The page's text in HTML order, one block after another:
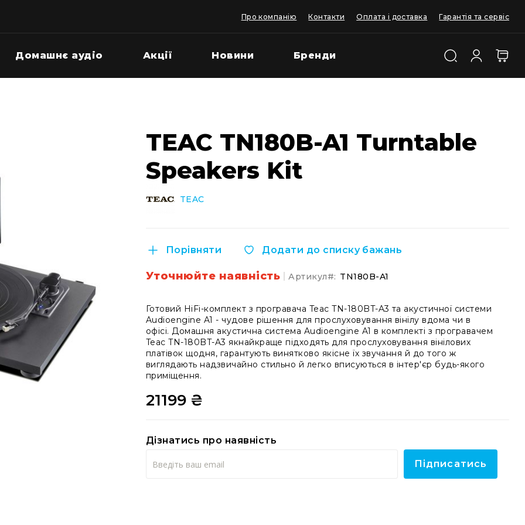
Про компанію Контакти Оплата і доставка Гарантія та сервіс
Домашнє аудіо Акції Новини Бренди
TEAC TN180B-A1 Turntable
Speakers Kit
TEAC
Порівняти Додати до списку бажань
Уточнюйте наявність Артикул TN180B-A1
Готовий HiFi-комплект з програвача Teac TN-180BT-A3 та акустичної системи
Audioengine A1 - чудове рішення для прослуховування вінілу вдома чи в
офісі. Домашня акустична система Audioengine A1 в комплекті з програвачем
Teac TN-180BT-A3 якнайкраще підходять для прослуховування вінілових
платівок щодня, гарантують винятково якісне їх звучання й до того ж
виглядають надзвичайно стильно й легко вписуються в інтер'єр будь-якого
приміщення.
21199 ₴
Дізнатись про наявність
Підписатись